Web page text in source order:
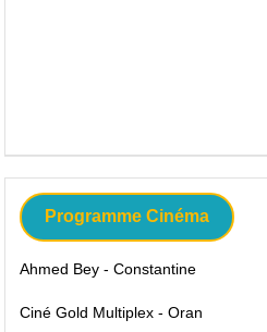
Programme Cinéma
Ahmed Bey - Constantine
Ciné Gold Multiplex - Oran